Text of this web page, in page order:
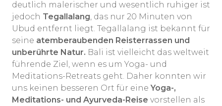
deutlich malerischer und wesentlich ruhiger ist
jedoch Tegallalang, das nur 20 Minuten von
Ubud entfernt liegt. Tegallalang ist bekannt für
seine atemberaubenden Reisterrassen und
unberührte Natur. Bali ist vielleicht das weltweit
führende Ziel, wenn es um Yoga- und
Meditations-Retreats geht. Daher konnten wir
uns keinen besseren Ort für eine Yoga-,
Meditations- und Ayurveda-Reise vorstellen als